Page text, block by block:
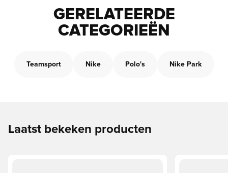
GERELATEERDE
CATEGORIEËN
Teamsport Nike Polo's Nike Park
Laatst bekeken producten